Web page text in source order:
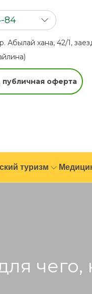
84
44Абылай хана, 42/1,
публичная оферта
туризм
чего,